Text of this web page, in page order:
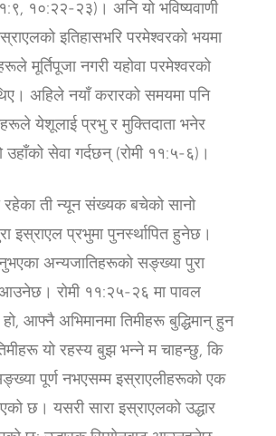
१०:२२-२३)। अनि यो भविष्यवाणी
इतिहासभरि परमेश्‍वरको भयमा
मूर्तिपूजा नगरी यहोवा परमेश्‍वरको
अहिले नयाँ करारको समयमा पनि
येशूलाई प्रभु र मुक्तिदाता भनेर
उहाँको सेवा गर्दछन् (रोमी ११:५-६)।
रहेका ती न्यून संख्यक बचेको सानो
इस्राएल प्रभुमा पुनर्स्थापित हुनेछ।
अन्यजातिहरूको सङ्ख्या पुरा
रोमी ११:२५-२६ मा पावल
आफ्‍नै अभिमानमा तिमीहरू बुद्धिमान्‌ हुन
यो रहस्‍य बुझ भन्‍ने म चाहन्‍छु, कि
पूर्ण नभएसम्‍म इस्राएलीहरूको एक
छ। यसरी सारा इस्राएलको उद्धार